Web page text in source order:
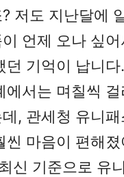
저도 지난달에
언제 오나 싶어
던 기억이 납니다
에서는 며칠씩 걸
, 관세청 유니패
씬 마음이 편해
신 기준으로 유